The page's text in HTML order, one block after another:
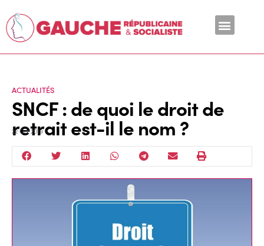
ACTUALITÉS
SNCF : de quoi le droit de
retrait est-il le nom ?
22 Oct 2019